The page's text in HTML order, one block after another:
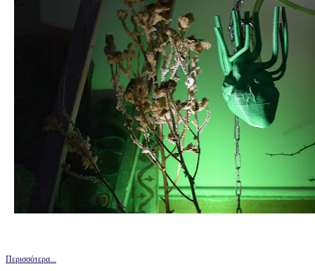
Περισσότερα...